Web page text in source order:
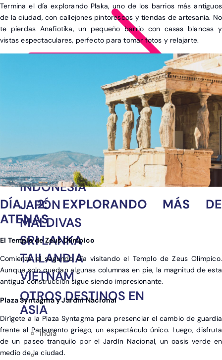
CHINA
EMIRATOS ÁRABES
INDONESIA
JAPÓN
MALDIVAS
SRI LANKA
TAILANDIA
VIETNAM
OTROS DESTINOS EN
ASIA
India
Termina el día explorando Plaka, uno de los barrios más antiguos
de la ciudad, con callejones pintorescos y tiendas de artesanía. No
te pierdas Anafiotika, un pequeño barrio con casas blancas y
vistas espectaculares, perfecto para tomar fotos y relajarte.
DÍA 2: EXPLORANDO MÁS DE
ATENAS
El Templo de Zeus Olímpico
Comienza el segundo día visitando el Templo de Zeus Olímpico.
Aunque solo quedan algunas columnas en pie, la magnitud de esta
antigua construcción sigue siendo impresionante.
Plaza Syntagma y Jardín Nacional
Dirígete a la Plaza Syntagma para presenciar el cambio de guardia
frente al Parlamento griego, un espectáculo único. Luego, disfruta
de un paseo tranquilo por el Jardín Nacional, un oasis verde en
medio de la ciudad.